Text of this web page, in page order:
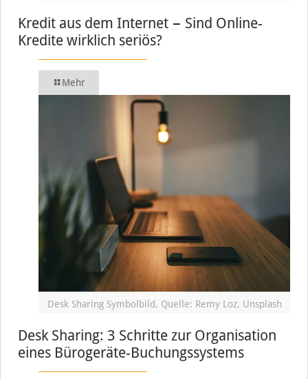
Kredit aus dem Internet − Sind Online-
Kredite wirklich seriös?
Mehr
Desk Sharing Symbolbild, Quelle: Remy Loz, Unsplash
Desk Sharing: 3 Schritte zur Organisation
eines Bürogeräte-Buchungssystems